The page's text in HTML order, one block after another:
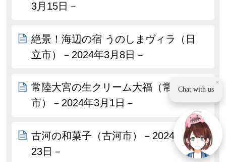
3月15日－
絶景！海辺の宿 うのしまヴィラ（日
立市）－2024年3月8日－
常陸大宮の生クリーム大福（常陸大宮
市）－2024年3月1日－
古河の和菓子（古河市）－2024年2月
23日－
×
Chat with us